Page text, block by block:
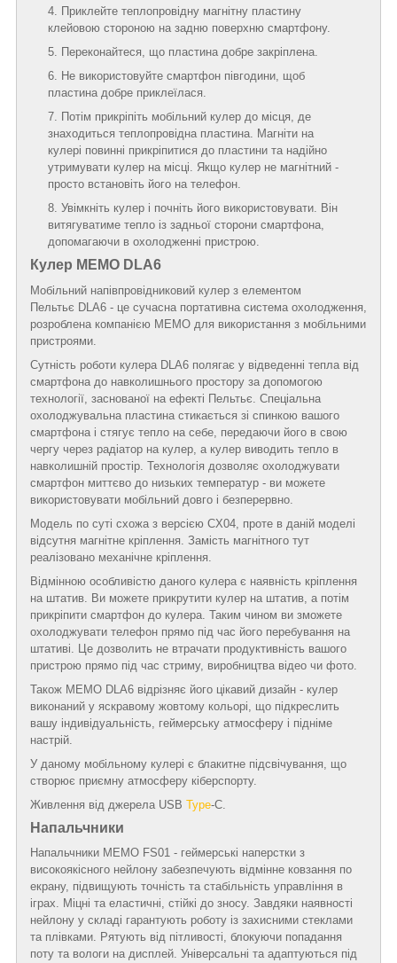
Приклейте теплопровідну магнітну пластину
клейовою стороною на задню поверхню смартфону.
Переконайтеся, що пластина добре закріплена.
Не використовуйте смартфон півгодини, щоб
пластина добре приклеїлася.
Потім прикріпіть мобільний кулер до місця, де
знаходиться теплопровідна пластина. Магніти на
кулері повинні прикріпитися до пластини та надійно
утримувати кулер на місці. Якщо кулер не магнітний -
просто встановіть його на телефон.
Увімкніть кулер і почніть його використовувати. Він
витягуватиме тепло із задньої сторони смартфона,
допомагаючи в охолодженні пристрою.
Кулер MEMO DLA6
Мобільний напівпровідниковий кулер з елементом
Пельтьє DLA6 - це сучасна портативна система охолодження,
розроблена компанією MEMO для використання з мобільними
пристроями.
Сутність роботи кулера DLA6 полягає у відведенні тепла від
смартфона до навколишнього простору за допомогою
технології, заснованої на ефекті Пельтьє. Спеціальна
охолоджувальна пластина стикається зі спинкою вашого
смартфона і стягує тепло на себе, передаючи його в свою
чергу через радіатор на кулер, а кулер виводить тепло в
навколишній простір. Технологія дозволяє охолоджувати
смартфон миттєво до низьких температур - ви можете
використовувати мобільний довго і безперервно.
Модель по суті схожа з версією CX04, проте в даній моделі
відсутня магнітне кріплення. Замість магнітного тут
реалізовано механічне кріплення.
Відмінною особливістю даного кулера є наявність кріплення
на штатив. Ви можете прикрутити кулер на штатив, а потім
прикріпити смартфон до кулера. Таким чином ви зможете
охолоджувати телефон прямо під час його перебування на
штативі. Це дозволить не втрачати продуктивність вашого
пристрою прямо під час стриму, виробництва відео чи фото.
Також MEMO DLA6 відрізняє його цікавий дизайн - кулер
виконаний у яскравому жовтому кольорі, що підкреслить
вашу індивідуальність, геймерську атмосферу і підніме
настрій.
У даному мобільному кулері є блакитне підсвічування, що
створює приємну атмосферу кіберспорту.
Живлення від джерела USB Type-C.
Напальчники
Напальчники MEMO FS01 - геймерські наперстки з
високоякісного нейлону забезпечують відмінне ковзання по
екрану, підвищують точність та стабільність управління в
іграх. Міцні та еластичні, стійкі до зносу. Завдяки наявності
нейлону у складі гарантують роботу із захисними стеклами
та плівками. Рятують від пітливості, блокуючи попадання
поту та вологи на дисплей. Універсальні та адаптуються під